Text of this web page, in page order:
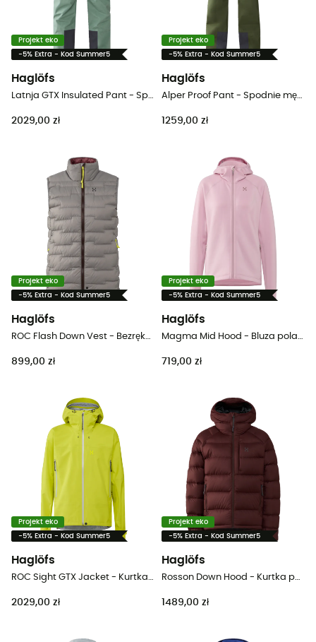
Projekt eko
-5% Extra - Kod Summer5
Haglöfs
Latnja GTX Insulated Pant - Spodnie narciarskie damskie
2029,00 zł
Projekt eko
-5% Extra - Kod Summer5
Haglöfs
Alper Proof Pant - Spodnie męskie alpinistyczne
1259,00 zł
Projekt eko
-5% Extra - Kod Summer5
Haglöfs
ROC Flash Down Vest - Bezrękawnik puchowy damski
899,00 zł
Projekt eko
-5% Extra - Kod Summer5
Haglöfs
Magma Mid Hood - Bluza polarowa damska
719,00 zł
Projekt eko
-5% Extra - Kod Summer5
Haglöfs
ROC Sight GTX Jacket - Kurtka przeciwdeszczowa meska
2029,00 zł
Projekt eko
-5% Extra - Kod Summer5
Haglöfs
Rosson Down Hood - Kurtka puchowa damski
1489,00 zł